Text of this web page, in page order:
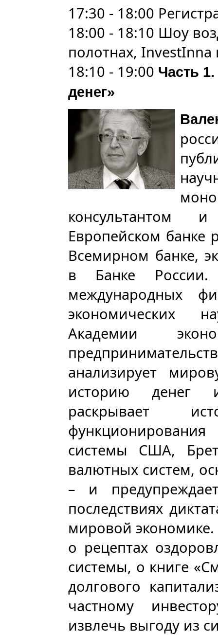
17:30 - 18:00
18:00 - 18:10 Шоу
полотнах, InvestInna
18:10 - 19:00 Часть
денег»
Европейском банке
Всемирном банке,
в Банке
международных
экономических
Академии
анализирует
историю денег
раскрывает
системы США,
валютных систем,
– и
последствиях
мировой
о рецептах
системы, о книге
долгового
частному
извлечь выгоду из